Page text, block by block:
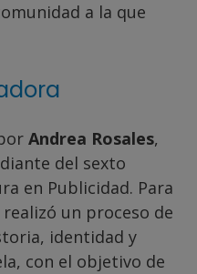
a la que
Andrea Rosales,
del sexto
en Publicidad. Para
un proceso de
identidad y
con el objetivo de